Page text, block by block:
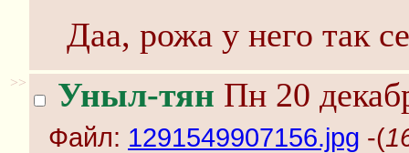
Даа, рожа у него так
>> Уныл-тян Пн 20
Файл: 1291549907156.jpg -(